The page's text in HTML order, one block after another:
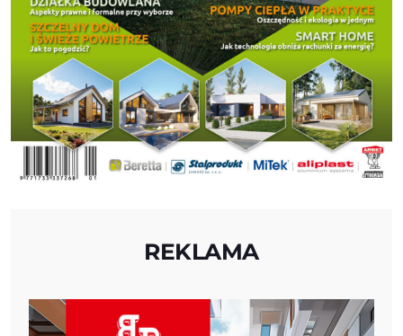
REKLAMA